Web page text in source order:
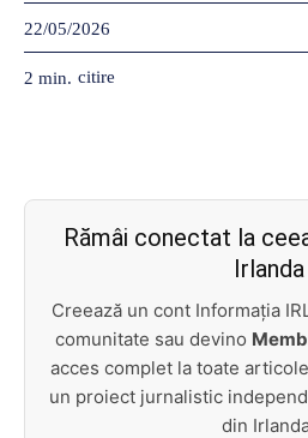
22/05/2026
2 min. citire
Rămâi conectat la
Irlanda
Creează un cont Informația
comunitate sau devino
acces complet la toate
un proiect jurnalistic
din